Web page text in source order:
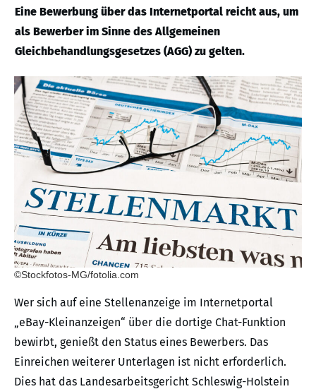
Eine Bewerbung über das Internetportal reicht aus, um
als Bewerber im Sinne des Allgemeinen
Gleichbehandlungsgesetzes (AGG) zu gelten.
©Stockfotos-MG/fotolia.com
Wer sich auf eine Stellenanzeige im Internetportal
„eBay-Kleinanzeigen“ über die dortige Chat-Funktion
bewirbt, genießt den Status eines Bewerbers. Das
Einreichen weiterer Unterlagen ist nicht erforderlich.
Dies hat das Landesarbeitsgericht Schleswig-Holstein